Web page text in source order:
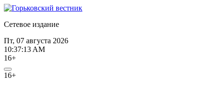
Сетевое издание
Пт, 07 августа 2026
10:37:13 AM
16+
16+